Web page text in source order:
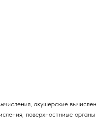
акушерские
поверхностниые органы